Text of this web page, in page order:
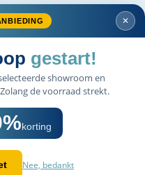
✕
gestart!
showroom en
de voorraad strekt.
korting
Nee, bedankt
Slapen
past bij jouw